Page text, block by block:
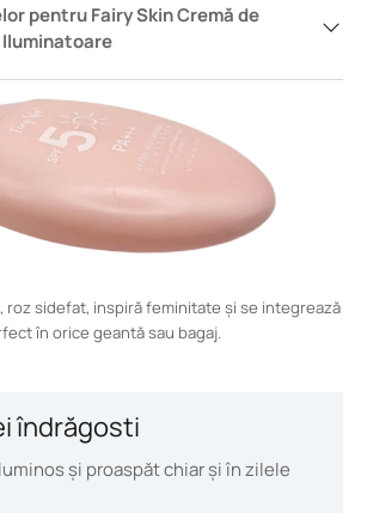
pentru Fairy Skin Cremă de
roz sidefat, inspiră feminitate și se integrează
în orice geantă sau bagaj.
îndrăgosti
și proaspăt chiar și în zilele